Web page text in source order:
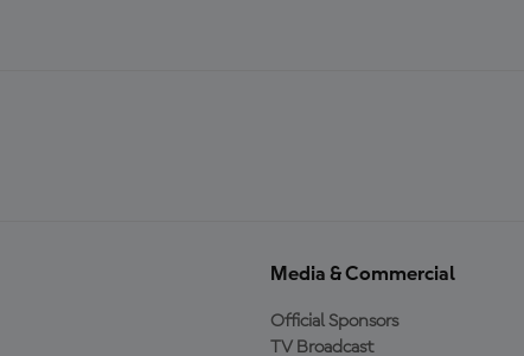
Media & Commercial
Official Sponsors
TV Broadcast